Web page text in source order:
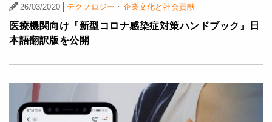
26/03/2020 | テクノロジー · 企業文化と社会貢献
医療機関向け『新型コロナ感染症対策ハンドブック』日
本語翻訳版を公開